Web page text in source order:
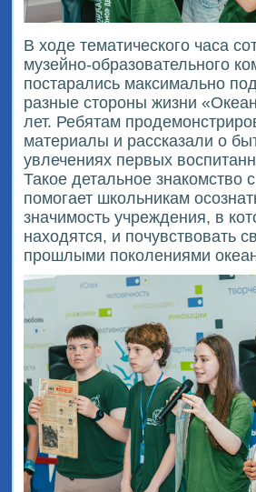
В ходе тематического часа
музейно-образовательного
постарались максимально
разные стороны жизни
лет. Ребятам
материалы и рассказали о
увлечениях первых
Такое детальное знакомство
помогает школьникам
значимость учреждения, в
находятся, и почувствовать
прошлыми поколениями